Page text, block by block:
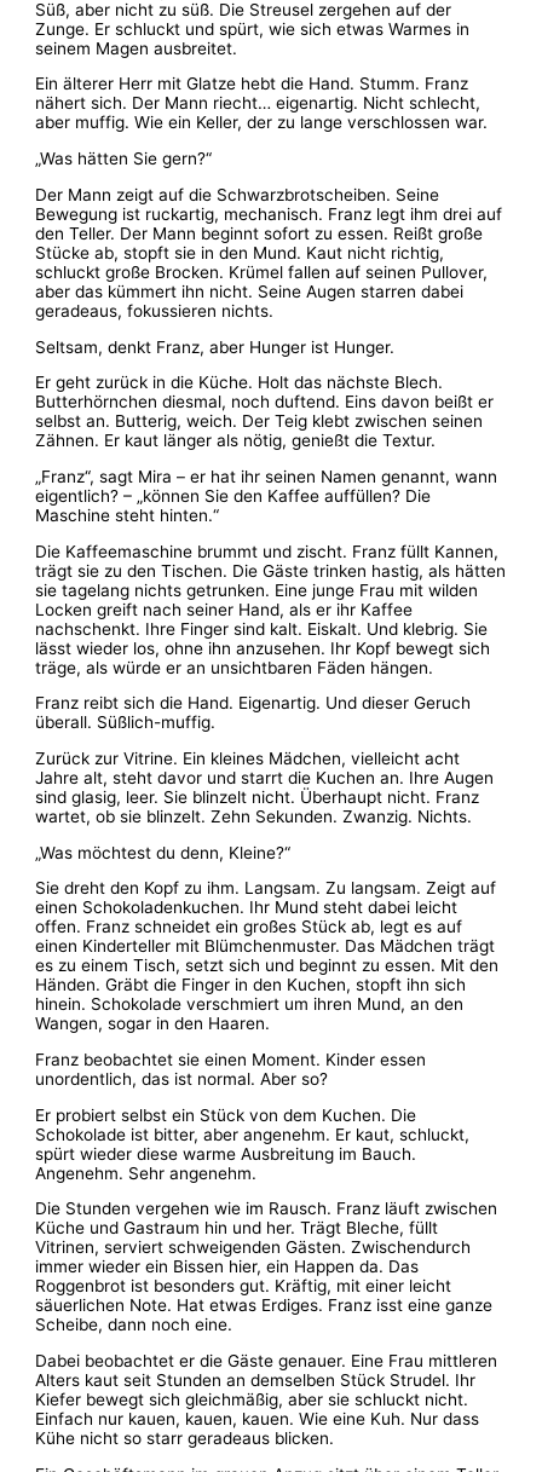
Süß, aber nicht zu süß. Die Streusel zergehen auf der
Zunge. Er schluckt und spürt, wie sich etwas Warmes in
seinem Magen ausbreitet.
Ein älterer Herr mit Glatze hebt die Hand. Stumm. Franz
nähert sich. Der Mann riecht… eigenartig. Nicht schlecht,
aber muffig. Wie ein Keller, der zu lange verschlossen war.
„Was hätten Sie gern?“
Der Mann zeigt auf die Schwarzbrotscheiben. Seine
Bewegung ist ruckartig, mechanisch. Franz legt ihm drei auf
den Teller. Der Mann beginnt sofort zu essen. Reißt große
Stücke ab, stopft sie in den Mund. Kaut nicht richtig,
schluckt große Brocken. Krümel fallen auf seinen Pullover,
aber das kümmert ihn nicht. Seine Augen starren dabei
geradeaus, fokussieren nichts.
Seltsam, denkt Franz, aber Hunger ist Hunger.
Er geht zurück in die Küche. Holt das nächste Blech.
Butterhörnchen diesmal, noch duftend. Eins davon beißt er
selbst an. Butterig, weich. Der Teig klebt zwischen seinen
Zähnen. Er kaut länger als nötig, genießt die Textur.
„Franz“, sagt Mira – er hat ihr seinen Namen genannt, wann
eigentlich? – „können Sie den Kaffee auffüllen? Die
Maschine steht hinten.“
Die Kaffeemaschine brummt und zischt. Franz füllt Kannen,
trägt sie zu den Tischen. Die Gäste trinken hastig, als hätten
sie tagelang nichts getrunken. Eine junge Frau mit wilden
Locken greift nach seiner Hand, als er ihr Kaffee
nachschenkt. Ihre Finger sind kalt. Eiskalt. Und klebrig. Sie
lässt wieder los, ohne ihn anzusehen. Ihr Kopf bewegt sich
träge, als würde er an unsichtbaren Fäden hängen.
Franz reibt sich die Hand. Eigenartig. Und dieser Geruch
überall. Süßlich-muffig.
Zurück zur Vitrine. Ein kleines Mädchen, vielleicht acht
Jahre alt, steht davor und starrt die Kuchen an. Ihre Augen
sind glasig, leer. Sie blinzelt nicht. Überhaupt nicht. Franz
wartet, ob sie blinzelt. Zehn Sekunden. Zwanzig. Nichts.
„Was möchtest du denn, Kleine?“
Sie dreht den Kopf zu ihm. Langsam. Zu langsam. Zeigt auf
einen Schokoladenkuchen. Ihr Mund steht dabei leicht
offen. Franz schneidet ein großes Stück ab, legt es auf
einen Kinderteller mit Blümchenmuster. Das Mädchen trägt
es zu einem Tisch, setzt sich und beginnt zu essen. Mit den
Händen. Gräbt die Finger in den Kuchen, stopft ihn sich
hinein. Schokolade verschmiert um ihren Mund, an den
Wangen, sogar in den Haaren.
Franz beobachtet sie einen Moment. Kinder essen
unordentlich, das ist normal. Aber so?
Er probiert selbst ein Stück von dem Kuchen. Die
Schokolade ist bitter, aber angenehm. Er kaut, schluckt,
spürt wieder diese warme Ausbreitung im Bauch.
Angenehm. Sehr angenehm.
Die Stunden vergehen wie im Rausch. Franz läuft zwischen
Küche und Gastraum hin und her. Trägt Bleche, füllt
Vitrinen, serviert schweigenden Gästen. Zwischendurch
immer wieder ein Bissen hier, ein Happen da. Das
Roggenbrot ist besonders gut. Kräftig, mit einer leicht
säuerlichen Note. Hat etwas Erdiges. Franz isst eine ganze
Scheibe, dann noch eine.
Dabei beobachtet er die Gäste genauer. Eine Frau mittleren
Alters kaut seit Stunden an demselben Stück Strudel. Ihr
Kiefer bewegt sich gleichmäßig, aber sie schluckt nicht.
Einfach nur kauen, kauen, kauen. Wie eine Kuh. Nur dass
Kühe nicht so starr geradeaus blicken.